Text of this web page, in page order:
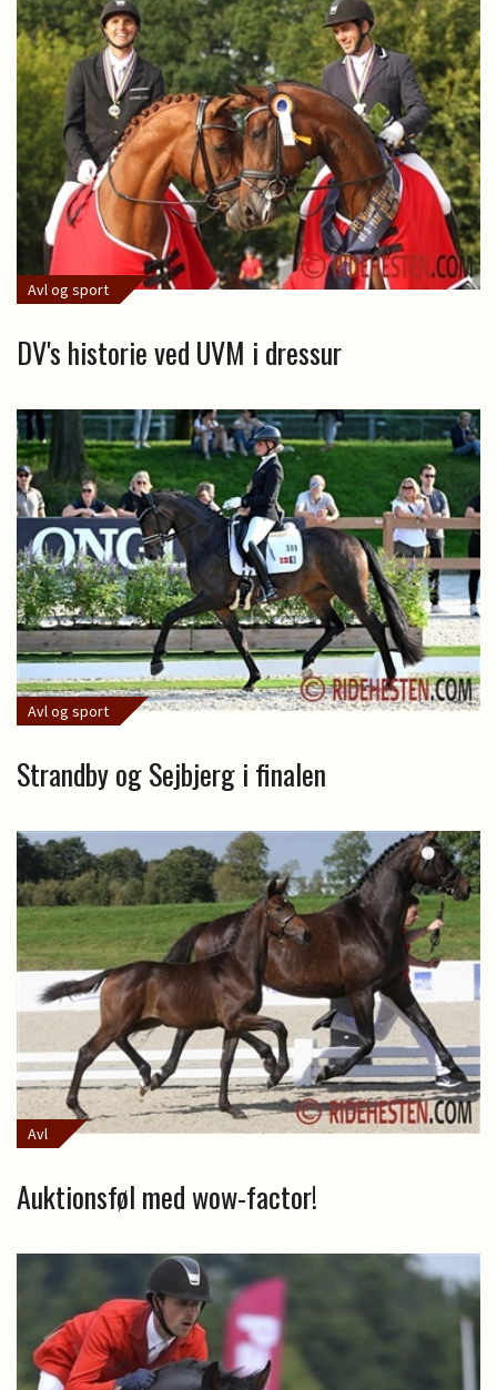
Avl og sport
DV's historie ved UVM i dressur
Avl og sport
Strandby og Sejbjerg i finalen
Avl
Auktionsføl med wow-factor!